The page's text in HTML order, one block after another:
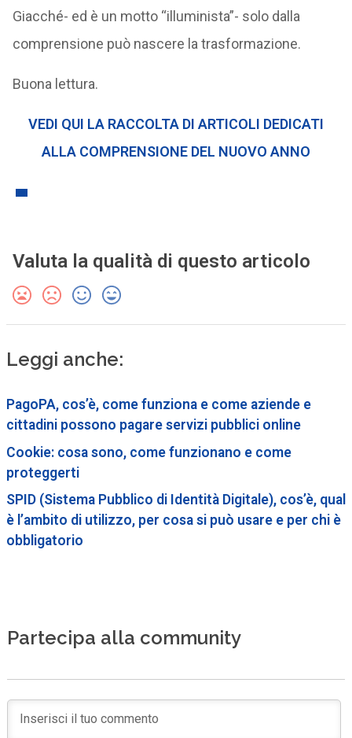
Giacché- ed è un motto “illuminista”- solo dalla
comprensione può nascere la trasformazione.
Buona lettura.
VEDI QUI LA RACCOLTA DI ARTICOLI DEDICATI
ALLA COMPRENSIONE DEL NUOVO ANNO
Valuta la qualità di questo articolo
Leggi anche:
PagoPA, cos’è, come funziona e come aziende e
cittadini possono pagare servizi pubblici online
Cookie: cosa sono, come funzionano e come
proteggerti
SPID (Sistema Pubblico di Identità Digitale), cos’è, qual
è l’ambito di utilizzo, per cosa si può usare e per chi è
obbligatorio
Partecipa alla community